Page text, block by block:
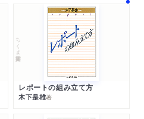
ちくま学芸文庫
レポートの組み立て方
木下是雄著